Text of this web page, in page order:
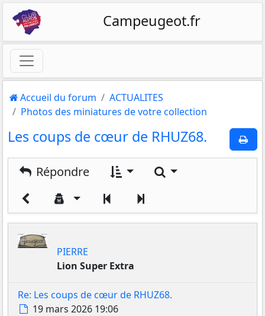
Campeugeot.fr
Accueil du forum
ACTUALITES
Photos des miniatures de votre collection
Les coups de cœur de RHUZ68.
Répondre
Rechercher
Précédent
PIERRE
Lion Super Extra
Re: Les coups de cœur de RHUZ68.
Message
19 mars 2026 19:06